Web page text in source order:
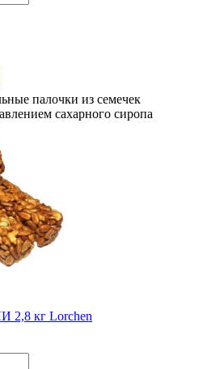
палочки из семечек
сахарного сиропа
2,8 кг Lorchen